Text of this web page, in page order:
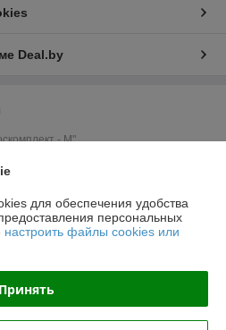
Deal.by
- М"
Горисполком
предложений: г. Минск, ул.
для обеспечения удобства
персональных
файлы cookies или
Принять